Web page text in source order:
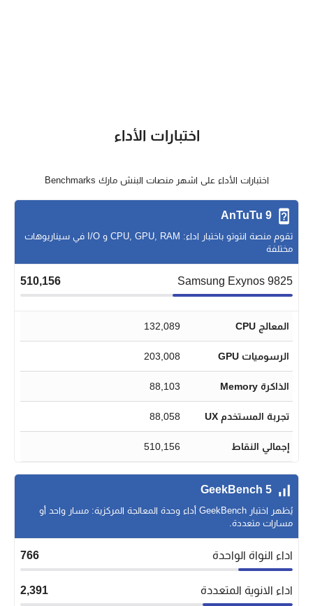
اختبارات الأداء
اختبارات الأداء على اشهر منصات البنش مارك Benchmarks
AnTuTu 9
تقوم منصة انتوتو باختبار اداء: CPU, GPU, RAM و I/O في سيناريوهات
مختلفة
Samsung Exynos 9825
510,156
المعالج CPU 132,089
الرسوميات GPU 203,008
الذاكرة Memory 88,103
تجربة المستخدم UX 88,058
إجمالي النقاط 510,156
GeekBench 5
يُظهر اختبار GeekBench أداء وحدة المعالجة المركزية: مسار واحد أو
مسارات متعددة.
اداء النواة الواحدة 766
اداء الانوية المتعددة 2,391